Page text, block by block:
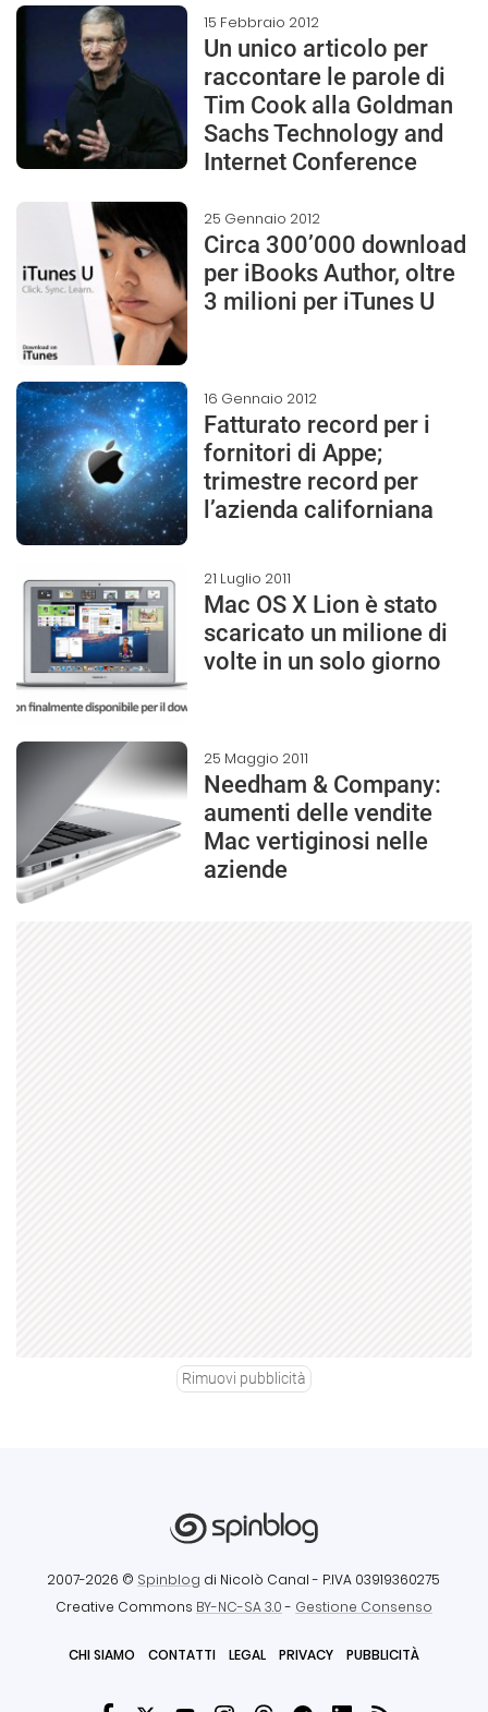
15 Febbraio 2012
Un unico articolo per
raccontare le parole di
Tim Cook alla Goldman
Sachs Technology and
Internet Conference
25 Gennaio 2012
Circa 300’000 download
per iBooks Author, oltre
3 milioni per iTunes U
16 Gennaio 2012
Fatturato record per i
fornitori di Appe;
trimestre record per
l’azienda californiana
21 Luglio 2011
Mac OS X Lion è stato
scaricato un milione di
volte in un solo giorno
25 Maggio 2011
Needham & Company:
aumenti delle vendite
Mac vertiginosi nelle
aziende
Rimuovi pubblicità
2007-2026 © Spinblog di Nicolò Canal - P.IVA 03919360275
Creative Commons BY-NC-SA 3.0- Gestione Consenso
CHI SIAMO CONTATTI LEGAL PRIVACY PUBBLICITÀ